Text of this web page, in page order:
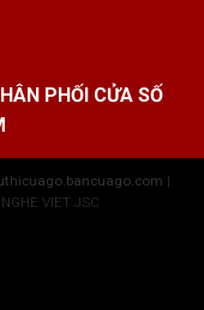
PHỐI CỬA SỐ
|
VIET JSC